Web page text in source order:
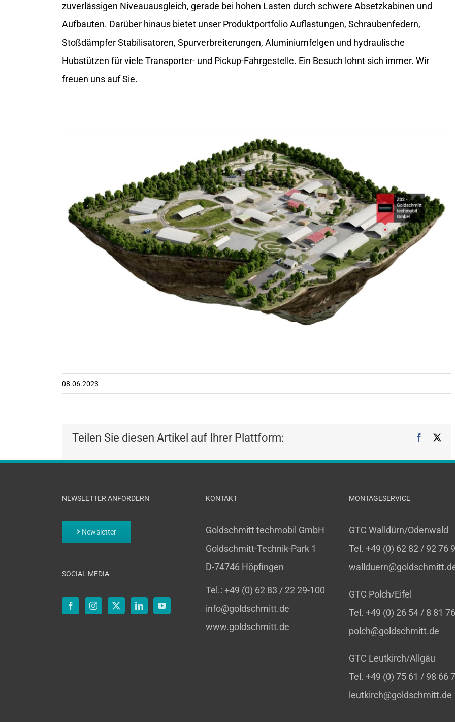
zuverlässigen Niveauausgleich, gerade bei hohen Lasten durch schwere Absetzkabinen und
Aufbauten. Darüber hinaus bietet unser Produktportfolio Auflastungen, Schraubenfedern,
Stoßdämpfer Stabilisatoren, Spurverbreiterungen, Aluminiumfelgen und hydraulische
Hubstützen für viele Transporter- und Pickup-Fahrgestelle. Ein Besuch lohnt sich immer. Wir
freuen uns auf Sie.
08.06.2023
Teilen Sie diesen Artikel auf Ihrer Plattform: Facebook
NEWSLETTER ANFORDERN
Newsletter
SOCIAL MEDIA
KONTAKT
Goldschmitt techmobil GmbH
Goldschmitt-Technik-Park 1
D-74746 Höpfingen
Tel.: +49 (0) 62 83 / 22 29-100
info@goldschmitt.de
www.goldschmitt.de
MONTAGESERVICE
GTC Walldürn/Odenwald
Tel. +49 (0) 62 82 / 92 76
GTC Polch/Eifel
Tel. +49 (0) 26 54 / 8 81
polch@goldschmitt.de
GTC Leutkirch/Allgäu
Tel. +49 (0) 75 61 / 98 66
leutkirch@goldschmitt.de